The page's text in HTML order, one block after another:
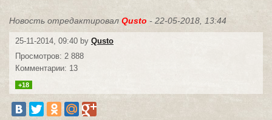
Новость отредактировал Qusto - 22-05-2018, 13:44
25-11-2014, 09:40 by Qusto
Просмотров: 2 888
Комментарии: 13
+18